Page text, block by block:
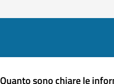
Quanto sono chiare le